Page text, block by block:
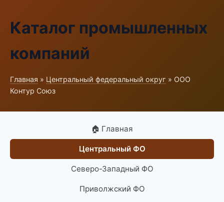
Каталог промышленных
компаний
Главная » Центральный федеральный округ » ООО
Контур Союз
🏠 Главная
Центральный ФО
Северо-Западный ФО
Приволжский ФО